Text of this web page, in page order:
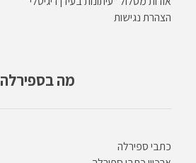
הצהרת נגישות
מה בספירלה
כתבי ספירלה